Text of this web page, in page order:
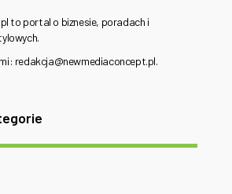
to portal o biznesie, poradach i
redakcja@newmediaconcept.pl.